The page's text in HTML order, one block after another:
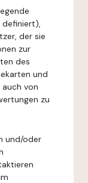
der sie
zur
des
und
auch von
zu
und/oder